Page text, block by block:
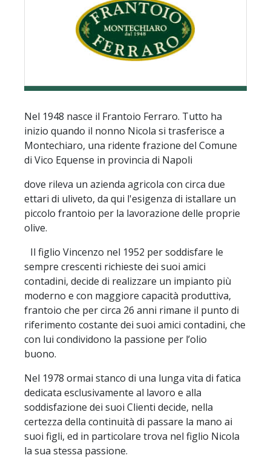
Nel 1948 nasce il Frantoio Ferraro. Tutto ha
inizio quando il nonno Nicola si trasferisce a
Montechiaro, una ridente frazione del Comune
di Vico Equense in provincia di Napoli
dove rileva un azienda agricola con circa due
ettari di uliveto, da qui l'esigenza di istallare un
piccolo frantoio per la lavorazione delle proprie
olive.
Il figlio Vincenzo nel 1952 per soddisfare le
sempre crescenti richieste dei suoi amici
contadini, decide di realizzare un impianto più
moderno e con maggiore capacità produttiva,
frantoio che per circa 26 anni rimane il punto di
riferimento costante dei suoi amici contadini, che
con lui condividono la passione per l’olio
buono.
Nel 1978 ormai stanco di una lunga vita di fatica
dedicata esclusivamente al lavoro e alla
soddisfazione dei suoi Clienti decide, nella
certezza della continuità di passare la mano ai
suoi figli, ed in particolare trova nel figlio Nicola
la sua stessa passione.